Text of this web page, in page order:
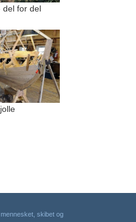
del for del
skibet og